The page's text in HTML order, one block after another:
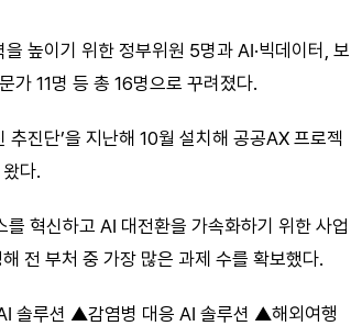
높이기 위한 정부위원 5명과 AI·빅데이터, 보
가 11명 등 총 16명으로 꾸려졌다.
진단’을 지난해 10월 설치해 공공AX 프로젝
다.
혁신하고 AI 대전환을 가속화하기 위한 사업
전 부처 중 가장 많은 과제 수를 확보했다.
솔루션 ▲감염병 대응 AI 솔루션 ▲해외여행